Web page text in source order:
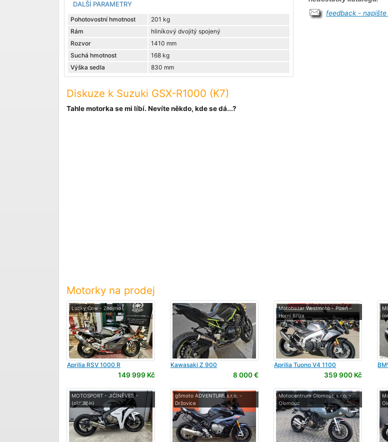
DALŠÍ PARAMETRY
Pohotovostní hmotnost
201 kg
Rám
hliníkový dvojitý spojený
Rozvor
1410 mm
Suchá hmotnost
168 kg
Výška sedla
830 mm
feedback - napište
Diskuze k Suzuki GSX-R1000 (K7)
Tahle motorka se mi líbí. Nevíte někdo, kde se dá...?
Motorky na prodej
Lucky Cow - Znojmo
Aprilia RSV 1000 R
149 999 Kč
Kawasaki Z 900
8 000 €
Motobazar Westmoto - Plzeň -
Horní Bříza
Aprilia Tuono V4 1100
359 900 Kč
MOTOSPORT - JIČÍNĚVES -
(okr.Jičín)
g5moto ADVENTURE s.r.o. -
Držovice
Motocentrum Olomouc s.r.o. -
Olomouc